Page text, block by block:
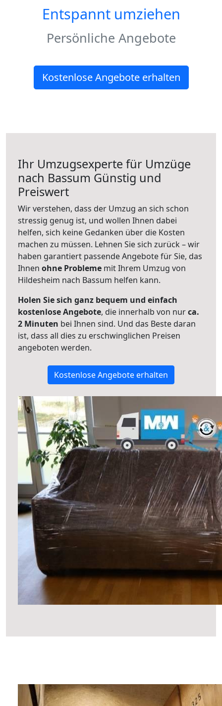
Entspannt umziehen
Persönliche Angebote
Kostenlose Angebote erhalten
Ihr Umzugsexperte für Umzüge
nach Bassum Günstig und
Preiswert
Wir verstehen, dass der Umzug an sich schon
stressig genug ist, und wollen Ihnen dabei
helfen, sich keine Gedanken über die Kosten
machen zu müssen. Lehnen Sie sich zurück – wir
haben garantiert passende Angebote für Sie, das
Ihnen ohne Probleme mit Ihrem Umzug von
Hildesheim nach Bassum helfen kann.
Holen Sie sich ganz bequem und einfach
kostenlose Angebote, die innerhalb von nurca.
2 Minuten bei Ihnen sind. Und das Beste daran
ist, dass all dies zu erschwinglichen Preisen
angeboten werden.
Kostenlose Angebote erhalten